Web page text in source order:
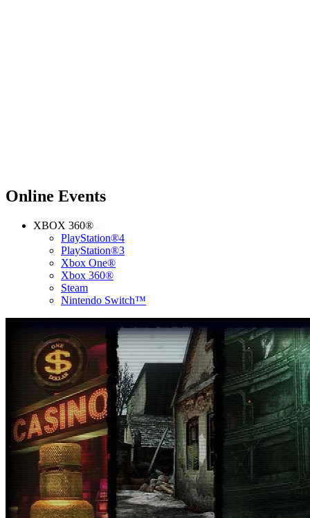
Online Events
XBOX 360®
PlayStation®4
PlayStation®3
Xbox One®
Xbox 360®
Steam
Nintendo Switch™